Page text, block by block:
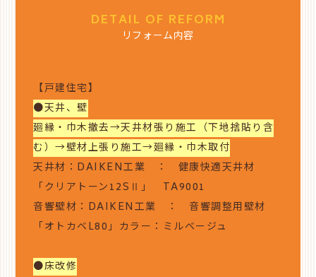
DETAIL OF REFORM
リフォーム内容
【戸建住宅】
●天井、壁
廻縁・巾木撤去→天井材張り施工（下地捨貼り含
む）→壁材上張り施工→廻縁・巾木取付
天井材：DAIKEN工業 ： 健康快適天井材
「クリアトーン12SⅡ」 TA9001
音響壁材：DAIKEN工業 ： 音響調整用壁材
「オトカベL80」カラー：ミルベージュ
●床改修